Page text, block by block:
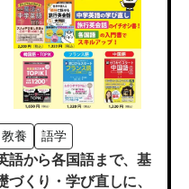
教養 語学
語から各国語まで、基
づくり・学び直しに、